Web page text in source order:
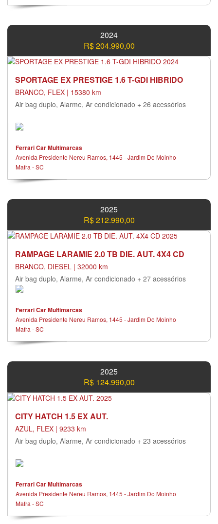
2024
R$ 204.990,00
SPORTAGE EX PRESTIGE 1.6 T-GDI HIBRIDO
BRANCO, FLEX | 15380 km
Air bag duplo, Alarme, Ar condicionado + 26 acessórios
Ferrari Car Multimarcas
Avenida Presidente Nereu Ramos, 1445 - Jardim Do Moinho
Mafra - SC
2025
R$ 212.990,00
RAMPAGE LARAMIE 2.0 TB DIE. AUT. 4X4 CD
BRANCO, DIESEL | 32000 km
Air bag duplo, Alarme, Ar condicionado + 27 acessórios
Ferrari Car Multimarcas
Avenida Presidente Nereu Ramos, 1445 - Jardim Do Moinho
Mafra - SC
2025
R$ 124.990,00
CITY HATCH 1.5 EX AUT.
AZUL, FLEX | 9233 km
Air bag duplo, Alarme, Ar condicionado + 23 acessórios
Ferrari Car Multimarcas
Avenida Presidente Nereu Ramos, 1445 - Jardim Do Moinho
Mafra - SC